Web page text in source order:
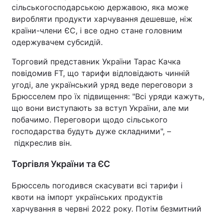
сільськогосподарською державою, яка може
виробляти продукти харчування дешевше, ніж
країни-члени ЄС, і все одно стане головним
одержувачем субсидій.
Торговий представник України Тарас Качка
повідомив FT, що тарифи відповідають чинній
угоді, але український уряд веде переговори з
Брюсселем про їх підвищення: "Всі уряди кажуть,
що вони виступають за вступ України, але ми
побачимо. Переговори щодо сільського
господарства будуть дуже складними", –
підкреслив він.
Торгівля України та ЄС
Брюссель погодився скасувати всі тарифи і
квоти на імпорт українських продуктів
харчування в червні 2022 року. Потім безмитний